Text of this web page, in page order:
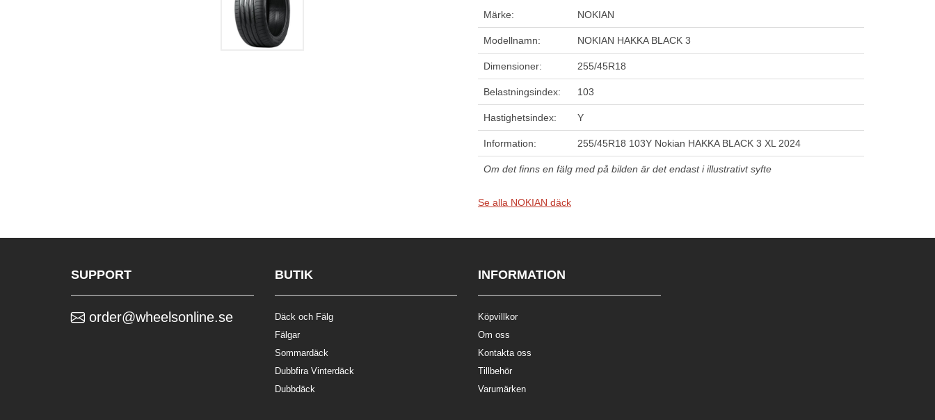
Märke: NOKIAN
Modellnamn: NOKIAN HAKKA BLACK 3
Dimensioner: 255/45R18
Belastningsindex: 103
Hastighetsindex: Y
Information: 255/45R18 103Y Nokian HAKKA BLACK 3 XL 2024
Om det finns en fälg med på bilden är det endast i illustrativt syfte
Se alla NOKIAN däck
SUPPORT
order@wheelsonline.se
BUTIK
Däck och Fälg
Fälgar
Sommardäck
Dubbfira Vinterdäck
Dubbdäck
INFORMATION
Köpvillkor
Om oss
Kontakta oss
Tillbehör
Varumärken